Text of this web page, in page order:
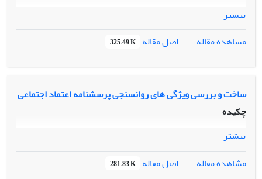
بیشتر
مشاهده مقاله
اصل مقاله 325.49 K
ساخت و بررسی ویژگی های روانسنجی پرسشنامه اعتماد اجتماعی
چکیده
بیشتر
مشاهده مقاله
اصل مقاله 281.83 K